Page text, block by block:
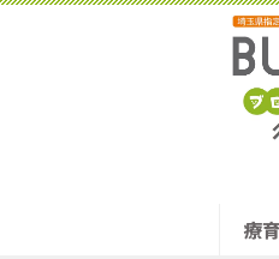
療